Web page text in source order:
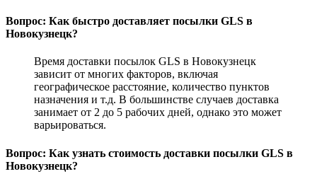
Вопрос: Как быстро доставляет посылки GLS в
Новокузнецк?
Время доставки посылок GLS в Новокузнецк
зависит от многих факторов, включая
географическое расстояние, количество пунктов
назначения и т.д. В большинстве случаев доставка
занимает от 2 до 5 рабочих дней, однако это может
варьироваться.
Вопрос: Как узнать стоимость доставки посылки GLS в
Новокузнецк?